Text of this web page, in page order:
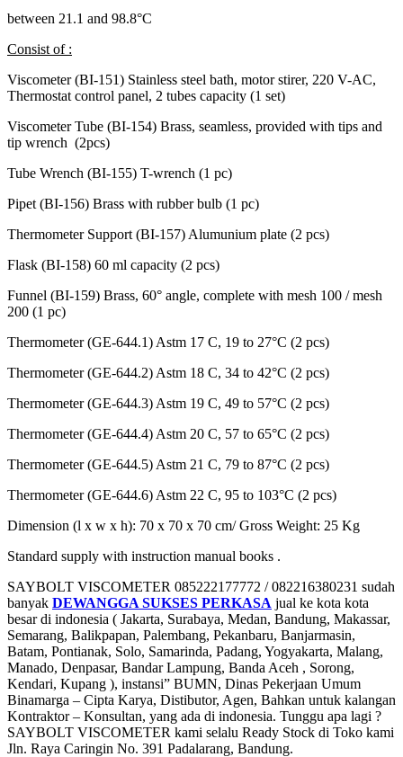
between 21.1 and 98.8°C
Consist of :
Viscometer (BI-151) Stainless steel bath, motor stirer, 220 V-AC,
Thermostat control panel, 2 tubes capacity (1 set)
Viscometer Tube (BI-154) Brass, seamless, provided with tips and
tip wrench (2pcs)
Tube Wrench (BI-155) T-wrench (1 pc)
Pipet (BI-156) Brass with rubber bulb (1 pc)
Thermometer Support (BI-157) Alumunium plate (2 pcs)
Flask (BI-158) 60 ml capacity (2 pcs)
Funnel (BI-159) Brass, 60° angle, complete with mesh 100 / mesh
200 (1 pc)
Thermometer (GE-644.1) Astm 17 C, 19 to 27°C (2 pcs)
Thermometer (GE-644.2) Astm 18 C, 34 to 42°C (2 pcs)
Thermometer (GE-644.3) Astm 19 C, 49 to 57°C (2 pcs)
Thermometer (GE-644.4) Astm 20 C, 57 to 65°C (2 pcs)
Thermometer (GE-644.5) Astm 21 C, 79 to 87°C (2 pcs)
Thermometer (GE-644.6) Astm 22 C, 95 to 103°C (2 pcs)
Dimension (l x w x h): 70 x 70 x 70 cm/ Gross Weight: 25 Kg
Standard supply with instruction manual books .
SAYBOLT VISCOMETER 085222177772 / 082216380231 sudah
banyak DEWANGGA SUKSES PERKASA jual ke kota kota
besar di indonesia ( Jakarta, Surabaya, Medan, Bandung, Makassar,
Semarang, Balikpapan, Palembang, Pekanbaru, Banjarmasin,
Batam, Pontianak, Solo, Samarinda, Padang, Yogyakarta, Malang,
Manado, Denpasar, Bandar Lampung, Banda Aceh , Sorong,
Kendari, Kupang ), instansi” BUMN, Dinas Pekerjaan Umum
Binamarga – Cipta Karya, Distibutor, Agen, Bahkan untuk kalangan
Kontraktor – Konsultan, yang ada di indonesia. Tunggu apa lagi ?
SAYBOLT VISCOMETER kami selalu Ready Stock di Toko kami
Jln. Raya Caringin No. 391 Padalarang, Bandung.